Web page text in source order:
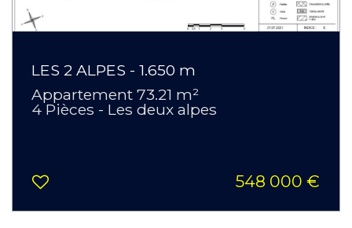
LES 2 ALPES - 1.650 m
Appartement 73.21 m²
4 Pièces - Les deux alpes
548 000 €